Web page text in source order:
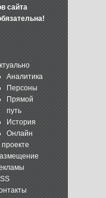
сайта
Аналитика
Персоны
Прямой
путь
История
Онлайн